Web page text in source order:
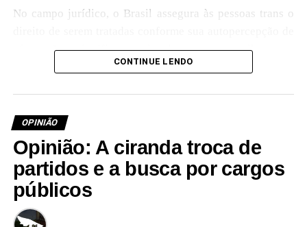
No campo jurídico, o Brasil assegura às pessoas trans o
gênero. Isso significa que, legalmente, uma mulher trans
é reconhecida como mulher — embora essa definição não
É legítimo — e não proibido — que algumas pessoas não
se sintam representadas por indivíduos trans, como
demonstrou a deputada federal Chris Tonietto (RJ).
O bom senso sugere que cargos de representação
feminina sejam ocupados por mulheres de origem
biológica feminina, e o mesmo princípio poderia valer
CONTINUE LENDO
OPINIÃO
Opinião: A ciranda troca de
partidos e a busca por cargos
públicos